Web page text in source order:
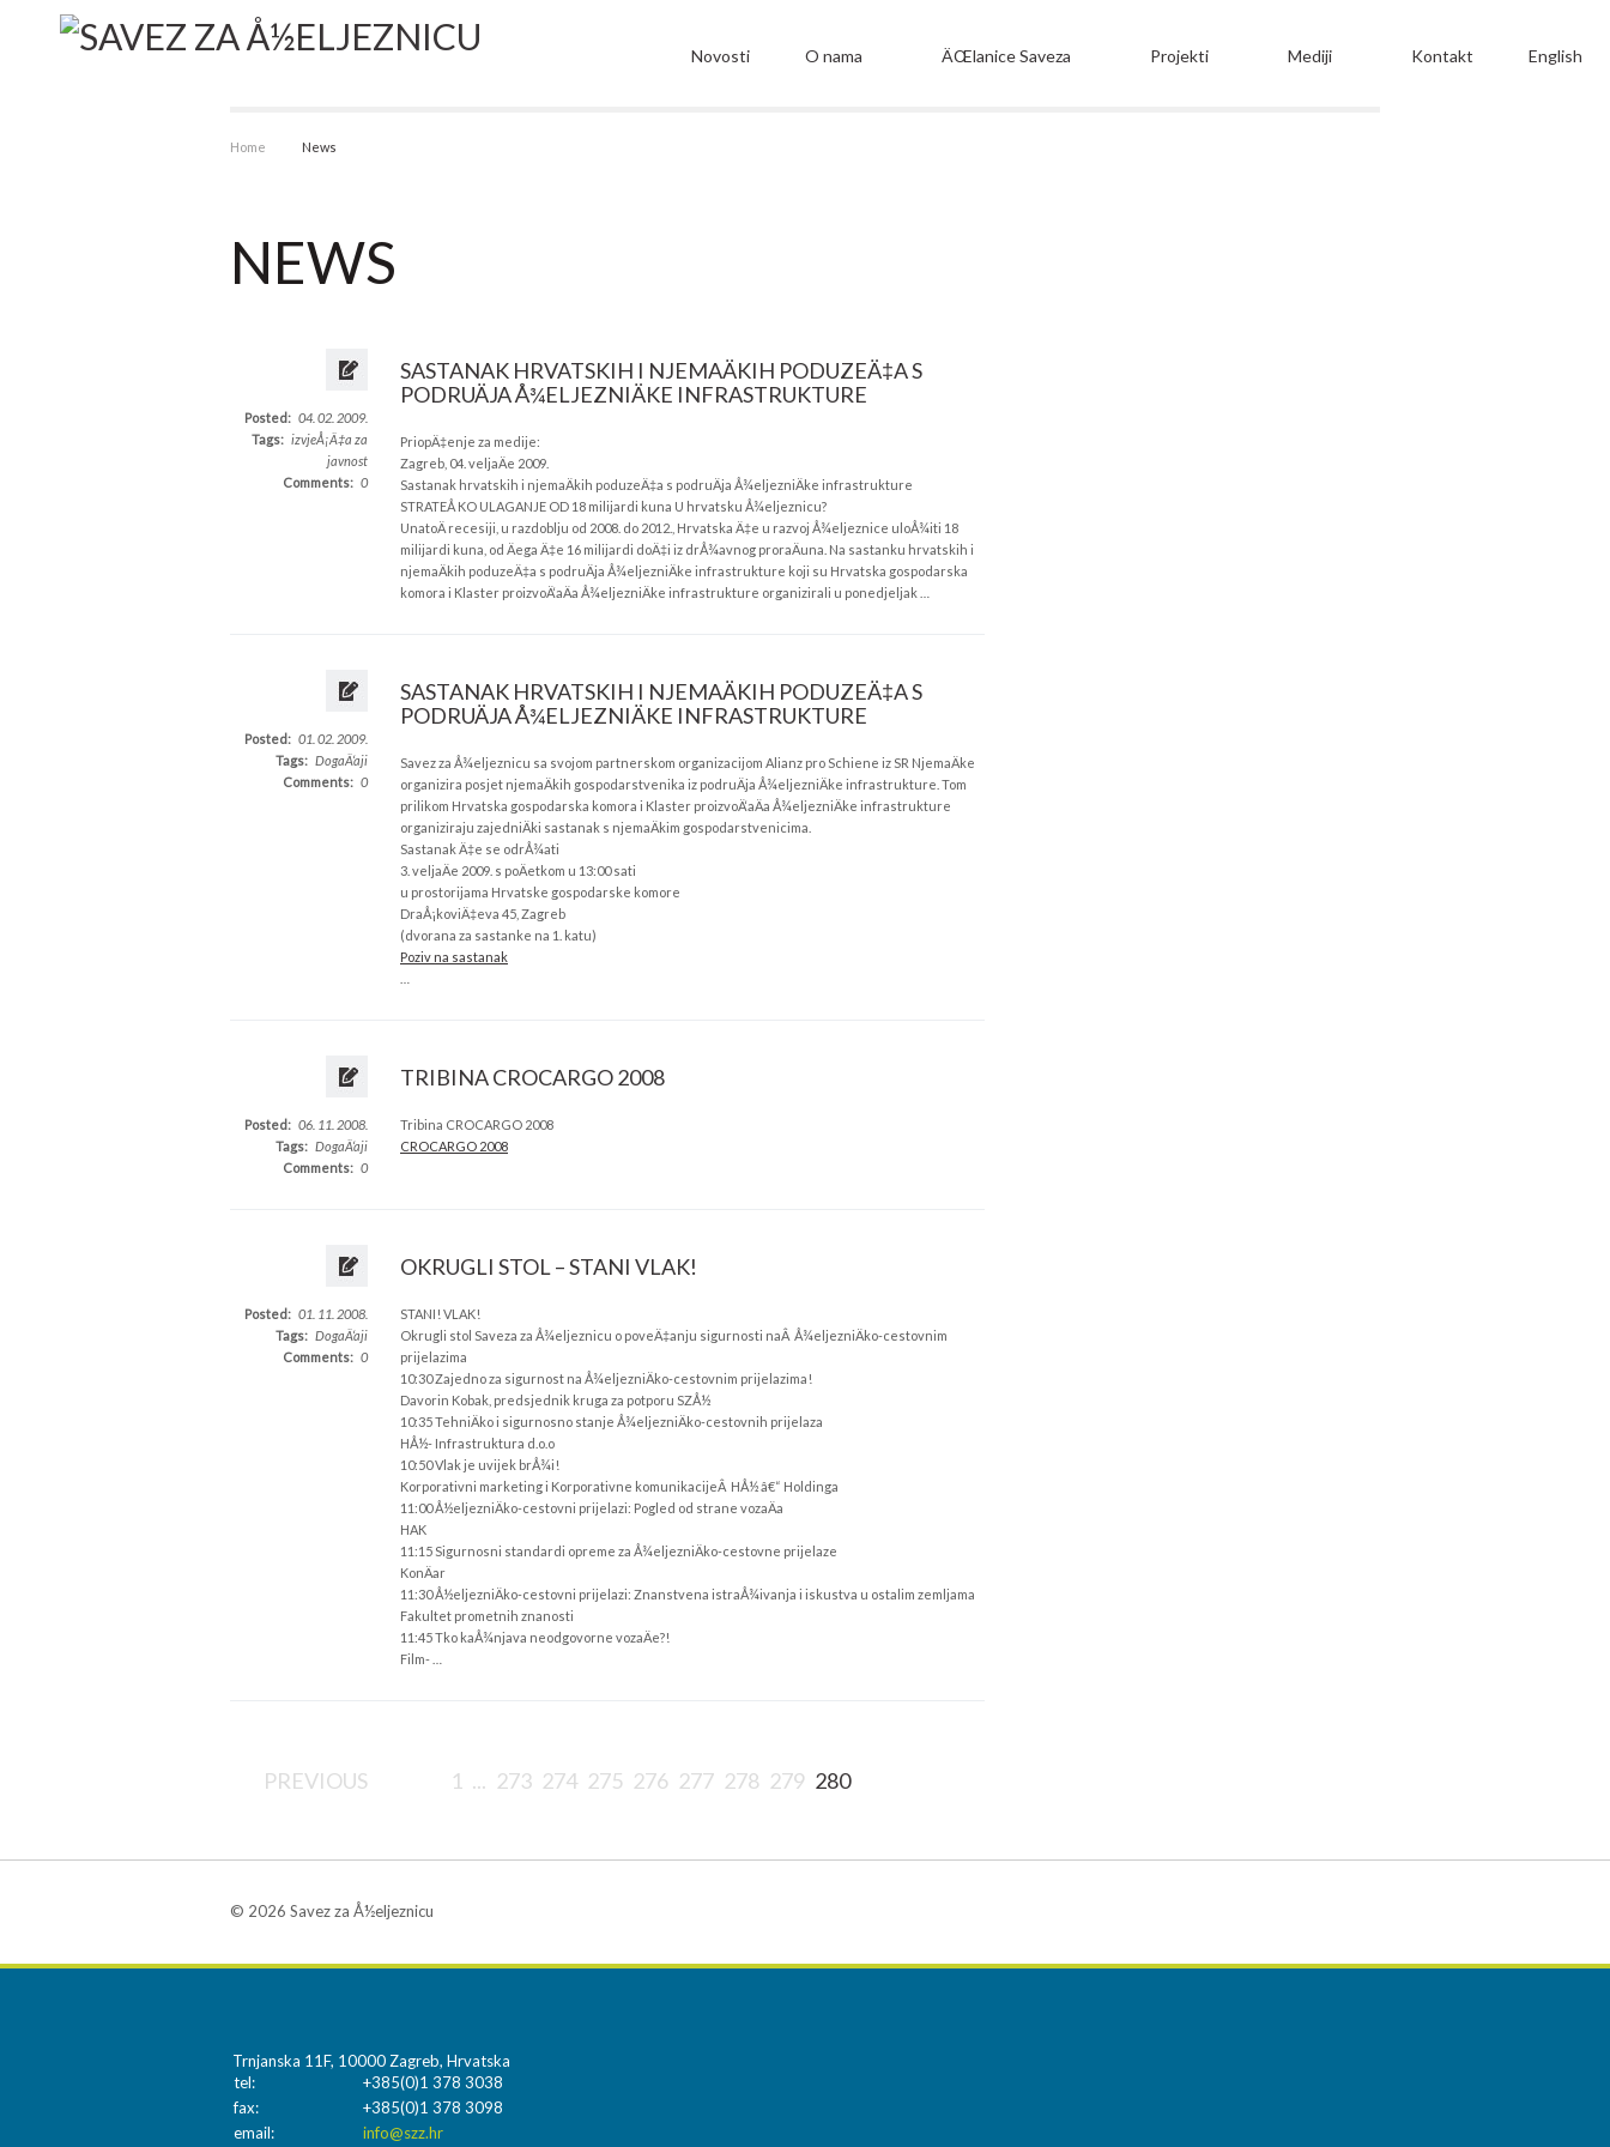
Novosti O nama ÄŒlanice Saveza Projekti Mediji Kontakt English
Home News
NEWS
SASTANAK HRVATSKIH I NJEMAÄKIH PODUZEÄ‡A S
PODRUÄJA Å¾ELJEZNIÄKE INFRASTRUKTURE
PriopÄ‡enje za medije:
Zagreb, 04. veljaÄe 2009.
Sastanak hrvatskih i njemaÄkih poduzeÄ‡a s podruÄja Å¾eljezniÄke infrastrukture
STRATEÅ KO ULAGANJE OD 18 milijardi kuna U hrvatsku Å¾eljeznicu?
UnatoÄ recesiji, u razdoblju od 2008. do 2012., Hrvatska Ä‡e u razvoj Å¾eljeznice uloÅ¾iti 18
milijardi kuna, od Äega Ä‡e 16 milijardi doÄ‡i iz drÅ¾avnog proraÄuna. Na sastanku hrvatskih i
njemaÄkih poduzeÄ‡a s podruÄja Å¾eljezniÄke infrastrukture koji su Hrvatska gospodarska
komora i Klaster proizvoÄ‘aÄa Å¾eljezniÄke infrastrukture organizirali u ponedjeljak …
Posted: 04. 02. 2009.
Tags: izvjeÅ¡Ä‡a za
javnost
Comments: 0
SASTANAK HRVATSKIH I NJEMAÄKIH PODUZEÄ‡A S
PODRUÄJA Å¾ELJEZNIÄKE INFRASTRUKTURE
Savez za Å¾eljeznicu sa svojom partnerskom organizacijom Alianz pro Schiene iz SR NjemaÄke
organizira posjet njemaÄkih gospodarstvenika iz podruÄja Å¾eljezniÄke infrastrukture. Tom
prilikom Hrvatska gospodarska komora i Klaster proizvoÄ‘aÄa Å¾eljezniÄke infrastrukture
organiziraju zajedniÄki sastanak s njemaÄkim gospodarstvenicima.
Sastanak Ä‡e se odrÅ¾ati
3. veljaÄe 2009. s poÄetkom u 13:00 sati
u prostorijama Hrvatske gospodarske komore
DraÅ¡koviÄ‡eva 45, Zagreb
(dvorana za sastanke na 1. katu)
Poziv na sastanak
Posted: 01. 02. 2009.
Tags: DogaÄ‘aji
Comments: 0
TRIBINA CROCARGO 2008
Tribina CROCARGO 2008
CROCARGO 2008
Posted: 06. 11. 2008.
Tags: DogaÄ‘aji
Comments: 0
OKRUGLI STOL – STANI VLAK!
STANI! VLAK!
Okrugli stol Saveza za Å¾eljeznicu o poveÄ‡anju sigurnosti naÂ Å¾eljezniÄko-cestovnim
prijelazima
10:30 Zajedno za sigurnost na Å¾eljezniÄko-cestovnim prijelazima!
Davorin Kobak, predsjednik kruga za potporu SZÅ½
10:35 TehniÄko i sigurnosno stanje Å¾eljezniÄko-cestovnih prijelaza
HÅ½- Infrastruktura d.o.o
10:50 Vlak je uvijek brÅ¾i!
Korporativni marketing i Korporativne komunikacijeÂ HÅ½ â€“ Holdinga
11:00 Å½eljezniÄko-cestovni prijelazi: Pogled od strane vozaÄa
HAK
11:15 Sigurnosni standardi opreme za Å¾eljezniÄko-cestovne prijelaze
KonÄar
11:30 Å½eljezniÄko-cestovni prijelazi: Znanstvena istraÅ¾ivanja i iskustva u ostalim zemljama
Fakultet prometnih znanosti
11:45 Tko kaÅ¾njava neodgovorne vozaÄe?!
Film- …
Posted: 01. 11. 2008.
Tags: DogaÄ‘aji
Comments: 0
PREVIOUS 1 ... 273 274 275 276 277 278 279 280
© 2026 Savez za Å½eljeznicu
Trnjanska 11F, 10000 Zagreb, Hrvatska
tel:
+385(0)1 378 3038
fax:
+385(0)1 378 3098
email:
info@szz.hr